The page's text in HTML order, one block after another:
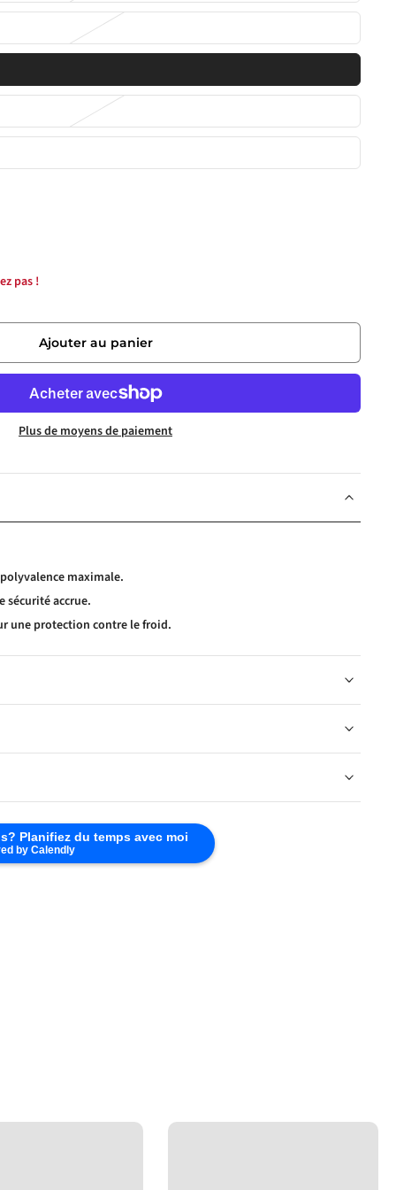
pas !
Ajouter au panier
Plus de moyens de paiement
maximale.
sécurité accrue.
une protection contre le froid.
Planifiez du temps avec moi
by Calendly